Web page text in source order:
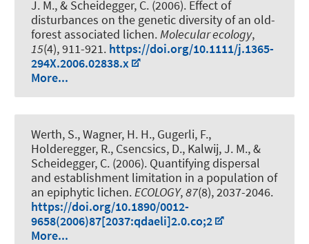
J. M., & Scheidegger, C. (2006). Effect of
disturbances on the genetic diversity of an old-
forest associated lichen. Molecular ecology,
15(4), 911-921. https://doi.org/10.1111/j.1365-
294X.2006.02838.x
More...
Werth, S., Wagner, H. H., Gugerli, F.,
Holderegger, R., Csencsics, D., Kalwij, J. M., &
Scheidegger, C. (2006). Quantifying dispersal
and establishment limitation in a population of
an epiphytic lichen.ECOLOGY,87(8), 2037-2046.
https://doi.org/10.1890/0012-
9658(2006)87[2037:qdaeli]2.0.co;2
More...